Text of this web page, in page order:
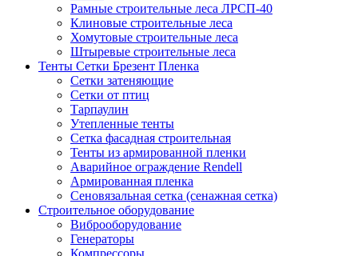
Рамные строительные леса ЛРСП-40
Клиновые строительные леса
Хомутовые строительные леса
Штыревые строительные леса
Тенты Сетки Брезент Пленка
Сетки затеняющие
Сетки от птиц
Тарпаулин
Утепленные тенты
Сетка фасадная строительная
Тенты из армированной пленки
Аварийное ограждение Rendell
Армированная пленка
Сеновязальная сетка (сенажная сетка)
Строительное оборудование
Виброоборудование
Генераторы
Компрессоры